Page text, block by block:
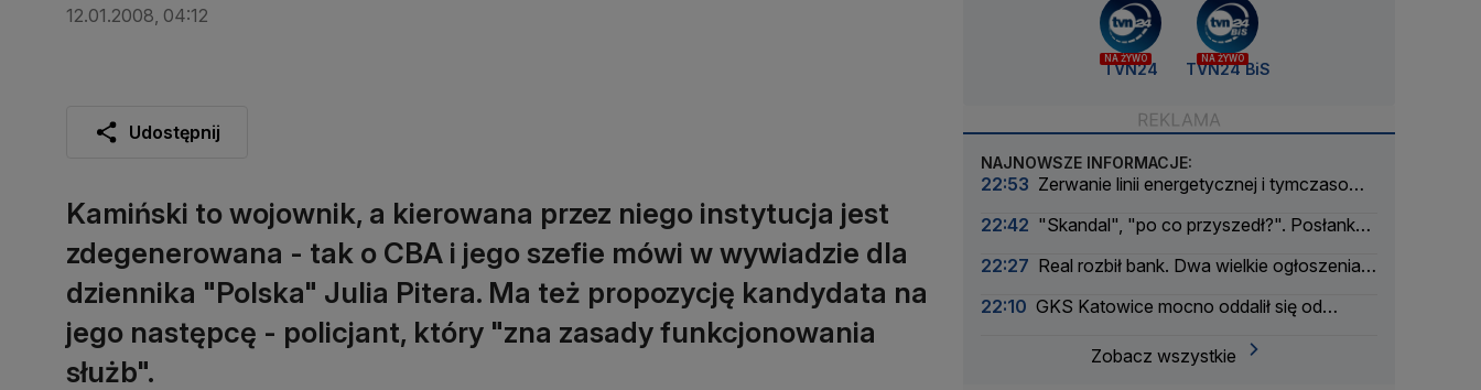
12.01.2008, 04:12
Udostępnij
Kamiński to wojownik, a kierowana przez niego instytucja jest
zdegenerowana - tak o CBA i jego szefie mówi w wywiadzie dla
dziennika "Polska" Julia Pitera. Ma też propozycję kandydata na
jego następcę - policjant, który "zna zasady funkcjonowania
służb".
NA ŻYWO
TVN24
NA ŻYWO
TVN24 BiS
NAJNOWSZE INFORMACJE:
22:53 Zerwanie linii energetycznej i tymczasowa
Wojskowa
22:42 "Skandal", "po co przyszedł?". Posłanka
22:27 Real rozbił bank. Dwa wielkie ogłoszenia
22:10 GKS Katowice mocno oddalił się od
Zobacz wszystkie